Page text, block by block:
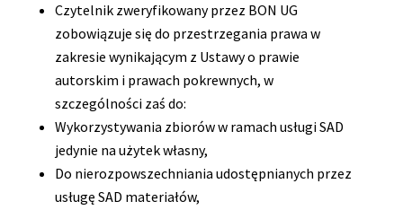
Czytelnik zweryfikowany przez BON UG
zobowiązuje się do przestrzegania prawa w
zakresie wynikającym z Ustawy o prawie
autorskim i prawach pokrewnych, w
szczególności zaś do:
Wykorzystywania zbiorów w ramach usługi SAD
jedynie na użytek własny,
Do nierozpowszechniania udostępnianych przez
usługę SAD materiałów,